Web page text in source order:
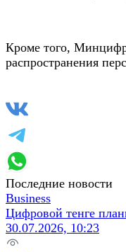
Кроме того,
распространения
Последние новости
Business
Цифровой тенге
30.07.2026, 10:23